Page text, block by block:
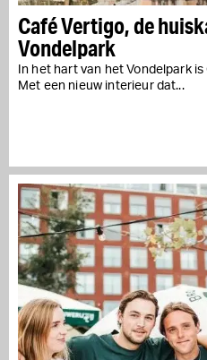
Café Vertigo, de
Vondelpark
In het hart van het Vondelpark
Met een nieuw interieur dat...